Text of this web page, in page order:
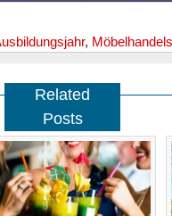
,
Related
Posts